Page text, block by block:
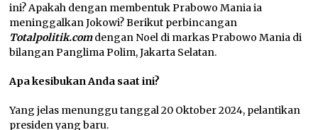
ini? Apakah dengan membentuk Prabowo Mania ia
meninggalkan Jokowi? Berikut perbincangan
Totalpolitik.comdengan Noel di markas Prabowo Mania di
bilangan Panglima Polim, Jakarta Selatan.
Apa kesibukan Anda saat ini?
Yang jelas menunggu tanggal 20 Oktober 2024, pelantikan
presiden yang baru.